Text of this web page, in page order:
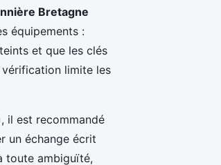
Bretagne
équipements :
et que les clés
vérification limite les
il est recommandé
un échange écrit
toute ambiguïté,